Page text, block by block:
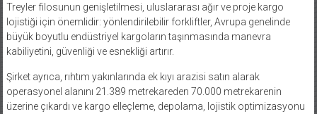
Treyler filosunun genişletilmesi, uluslararası ağır ve proje kargo
lojistiği için önemlidir: yönlendirilebilir forkliftler, Avrupa genelinde
büyük boyutlu endüstriyel kargoların taşınmasında manevra
kabiliyetini, güvenliği ve esnekliği artırır.
Şirket ayrıca, rıhtım yakınlarında ek kıyı arazisi satın alarak
operasyonel alanını 21.389 metrekareden 70.000 metrekarenin
üzerine çıkardı ve kargo elleçleme, depolama, lojistik optimizasyonu